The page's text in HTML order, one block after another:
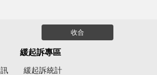
收合
緩起訴專區
緩起訴統計